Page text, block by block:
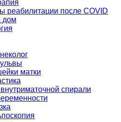
реабилитации после СOVID
дом
матки
спирали